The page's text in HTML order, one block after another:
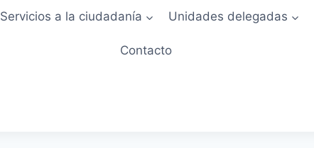
Servicios a la ciudadanía Unidades delegadas
Contacto